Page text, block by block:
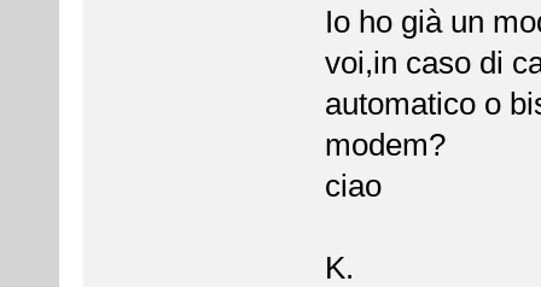
Io ho già un
voi,in caso di
automatico o
modem?
ciao
K.